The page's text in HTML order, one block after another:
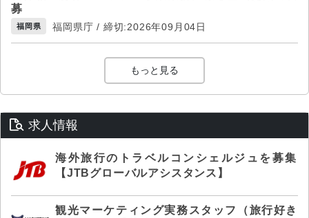
募
福岡県 福岡県庁 / 締切:2026年09月04日
もっと見る
求人情報
海外旅行のトラベルコンシェルジュを募集
【JTBグローバルアシスタンス】
観光マーケティング実務スタッフ（旅行好き